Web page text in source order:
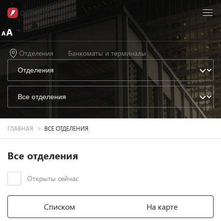
Отделения Банкоматы и терминалы
ГЛАВНАЯ ВСЕ ОТДЕЛЕНИЯ
Все отделения
Открыты сейчас
Списком На карте